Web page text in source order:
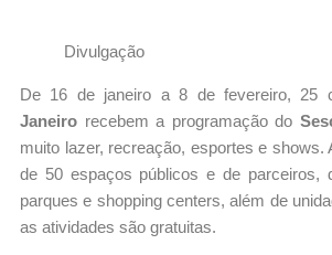
Divulgação
De 16 de janeiro a 8 de fevereiro, 25
Janeiro recebem a programação do
muito lazer, recreação, esportes e shows.
de 50 espaços públicos e de parceiros,
parques e shopping centers, além de
as atividades são gratuitas.